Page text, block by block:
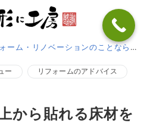
ーム・リノベーションのことなら
ー リフォームのアドバイス
から貼れる床材を